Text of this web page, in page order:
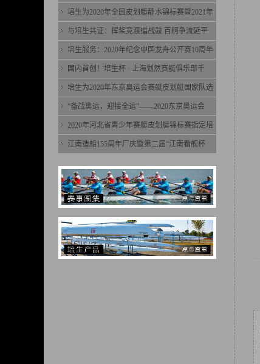
培生为2020年全国皮划艇静水锦标赛暨2021年
与培生共证：挥桨竞渡擂战鼓 百舸争流延平
培生服务：2020年纪念中国龙舟公开赛10周年
国内首创！培生杯 · 上海划然赛艇俱乐部千
培生为2020年东京奥运会赛艇皮划艇国家队选
“备战奥运，迎接全运”——2020东京奥运会
2020年河北省青少年赛艇皮划艇锦标赛指定培
江南造船155周年厂庆暨第二届“江南看舰杯